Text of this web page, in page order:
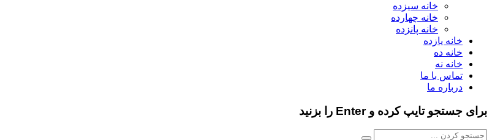
خانه سیزده
خانه چهارده
خانه پانزده
خانه یازده
خانه ده
خانه نه
تماس با ما
درباره ما
برای جستجو تایپ کرده و Enter را بزنید